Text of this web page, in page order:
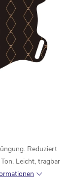
Reduziert
Leicht, tragbar